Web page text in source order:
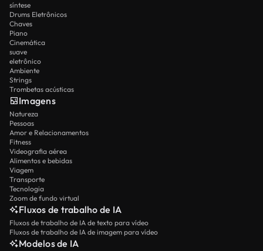
síntese
Drums Eletrônicos
Chaves
Piano
Cinemática
suave
eletrônico
Ambiente
Strings
Trombetas acústicas
Imagens
Natureza
Pessoas
Amor e Relacionamentos
Fitness
Videografia aérea
Alimentos e bebidas
Viagem
Transporte
Tecnologia
Zoom de fundo virtual
Fluxos de trabalho de IA
Fluxos de trabalho de IA de texto para vídeo
Fluxos de trabalho de IA de imagem para vídeo
Modelos de IA